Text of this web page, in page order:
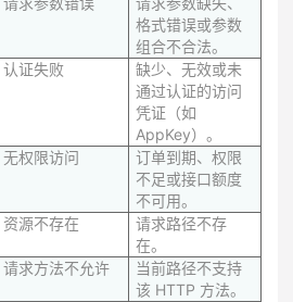
格式错误或参数
组合不合法。
认证失败
缺少、无效或未
通过认证的访问
凭证（如
AppKey）。
无权限访问
订单到期、权限
不足或接口额度
不可用。
资源不存在
请求路径不存
在。
请求方法不允许
当前路径不支持
该 HTTP 方法。